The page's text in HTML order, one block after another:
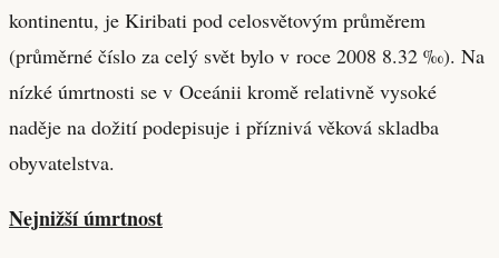
kontinentu, je Kiribati pod celosvětovým průměrem
(průměrné číslo za celý svět bylo v roce 2008 8.32 ‰). Na
nízké úmrtnosti se v Oceánii kromě relativně vysoké
naděje na dožití podepisuje i příznivá věková skladba
obyvatelstva.
Nejnižší úmrtnost